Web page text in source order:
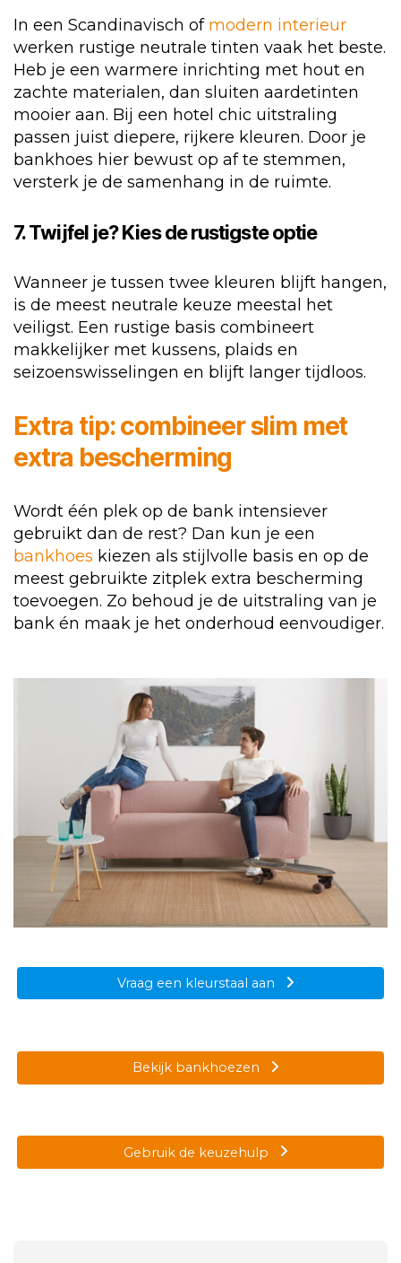
In een Scandinavisch of modern interieur
werken rustige neutrale tinten vaak het beste.
Heb je een warmere inrichting met hout en
zachte materialen, dan sluiten aardetinten
mooier aan. Bij een hotel chic uitstraling
passen juist diepere, rijkere kleuren. Door je
bankhoes hier bewust op af te stemmen,
versterk je de samenhang in de ruimte.
7. Twijfel je? Kies de rustigste optie
Wanneer je tussen twee kleuren blijft hangen,
is de meest neutrale keuze meestal het
veiligst. Een rustige basis combineert
makkelijker met kussens, plaids en
seizoenswisselingen en blijft langer tijdloos.
Extra tip: combineer slim met
extra bescherming
Wordt één plek op de bank intensiever
gebruikt dan de rest? Dan kun je een
bankhoes kiezen als stijlvolle basis en op de
meest gebruikte zitplek extra bescherming
toevoegen. Zo behoud je de uitstraling van je
bank én maak je het onderhoud eenvoudiger.
Vraag een kleurstaal aan
Bekijk bankhoezen
Gebruik de keuzehulp